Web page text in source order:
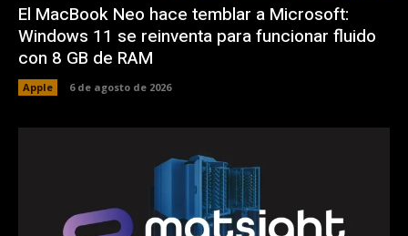
El MacBook Neo hace temblar a Microsoft:
Windows 11 se reinventa para funcionar fluido
con 8 GB de RAM
Apple 6 de agosto de 2026